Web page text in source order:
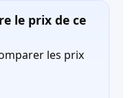
le prix de ce
les prix